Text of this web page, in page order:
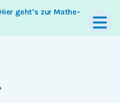
Hier geht's zur Mathe-